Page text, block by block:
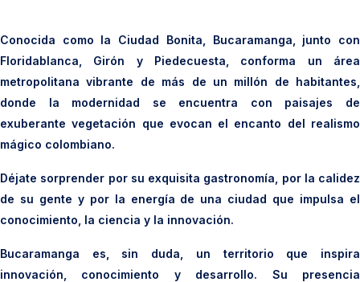
Conocida como la Ciudad Bonita, Bucaramanga, junto con
Floridablanca, Girón y Piedecuesta, conforma un área
metropolitana vibrante de más de un millón de habitantes,
donde la modernidad se encuentra con paisajes de
exuberante vegetación que evocan el encanto del realismo
mágico colombiano.
Déjate sorprender por su exquisita gastronomía, por la calidez
de su gente y por la energía de una ciudad que impulsa el
conocimiento, la ciencia y la innovación.
Bucaramanga es, sin duda, un territorio que inspira
innovación, conocimiento y desarrollo. Su presencia